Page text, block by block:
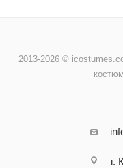
2013-2026 ©
г.